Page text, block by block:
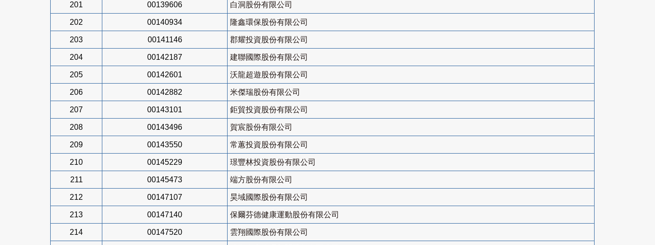
201 00139606 白洞股份有限公司
202 00140934 隆鑫環保股份有限公司
203 00141146 郡耀投資股份有限公司
204 00142187 建聯國際股份有限公司
205 00142601 沃龍超遊股份有限公司
206 00142882 米傑瑞股份有限公司
207 00143101 鉅貿投資股份有限公司
208 00143496 賀宸股份有限公司
209 00143550 常蕙投資股份有限公司
210 00145229 璟豐林投資股份有限公司
211 00145473 端方股份有限公司
212 00147107 昊域國際股份有限公司
213 00147140 保爾芬德健康運動股份有限公司
214 00147520 雲翔國際股份有限公司